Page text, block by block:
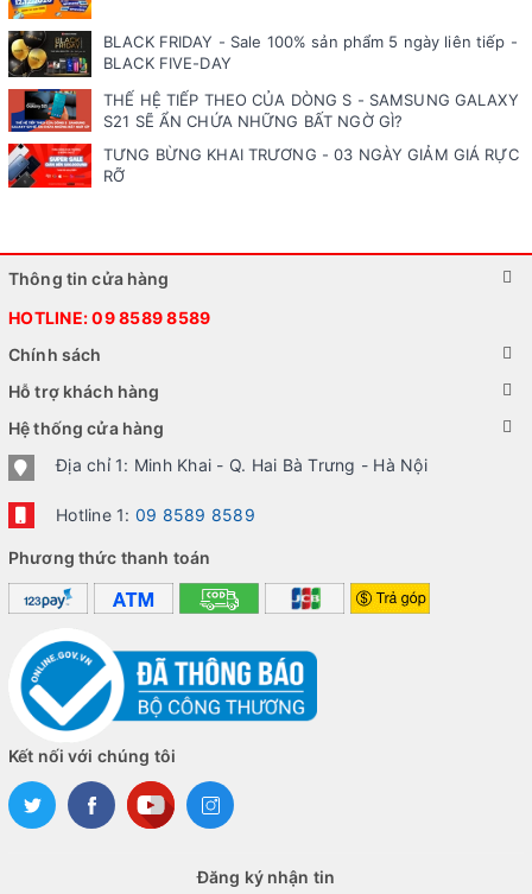
BLACK FRIDAY - Sale 100% sản phẩm 5 ngày liên tiếp -
BLACK FIVE-DAY
THẾ HỆ TIẾP THEO CỦA DÒNG S - SAMSUNG GALAXY
S21 SẼ ẨN CHỨA NHỮNG BẤT NGỜ GÌ?
TƯNG BỪNG KHAI TRƯƠNG - 03 NGÀY GIẢM GIÁ RỰC
RỠ
Thông tin cửa hàng
HOTLINE:09 8589 8589
Chính sách
Hỗ trợ khách hàng
Hệ thống cửa hàng
Địa chỉ 1: Minh Khai - Q. Hai Bà Trưng - Hà Nội
Hotline 1: 09 8589 8589
Phương thức thanh toán
Kết nối với chúng tôi
Đăng ký nhận tin